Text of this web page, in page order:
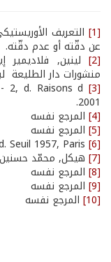
[1] التعريف
عن دقّته أو عدم دقّته.
[2] لينين, فلاديمير
منشورات دار الطليعة
[3]
2001.
[4] المرجع نفسه
[5] المرجع نفسه
[6]
[7] هيكل, محمّد حسنين,
[8] المرجع نفسه
[9] المرجع نفسه
[10] المرجع نفسه